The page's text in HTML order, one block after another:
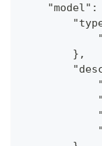
"model":
        },